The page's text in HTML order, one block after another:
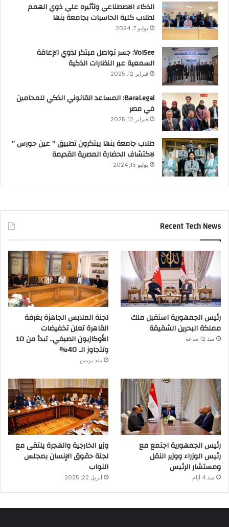
الذكاء الاصطناعي وتأثيره علي ذوي الهمم
لطلاب كلية الحاسبات بجامعة بنها
يوليو 7, 2024
VoiSee: جسر تواصل مبتكر لذوي الإعاقة
السمعية عبر النظارات الذكية
فبراير 12, 2025
BaraLegal: المساعد القانوني الذكي للمحامين
في مصر
فبراير 12, 2025
طلاب جامعة بنها يبتكرون تطبيق ” عين حورس ”
لاكتشاف الحضارة المصرية القديمة
يوليو 15, 2024
Recent Tech News
رئيس الجمهورية استقبل ملك
مملكة البحرين الشقيقة
منذ 12 ساعة
لجنة الملابس الجاهزة بغرفة
القاهرة تعلن تخفيضات
الأوكازيون الصيفي.. تبدأ من 10
وتتجاوز الـ 40%
منذ يومين
رئيس الجمهورية اجتمع مع
رئيس الوزراء ووزير النقل
ومستشار الرئيس
منذ 4 أيام
وزير الخارجية والهجرة يلتقى مع
لجنة حقوق الإنسان بمجلس
النواب
أبريل 22, 2025